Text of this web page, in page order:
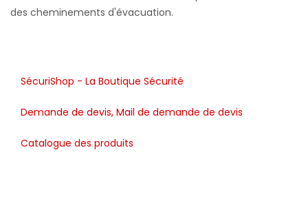
SécuriShop - La Boutique Sécurité
Demande de devis, Mail de demande de devis
Catalogue des produits